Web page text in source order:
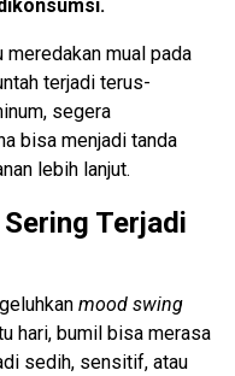
mual pada
terjadi terus-
segera
bisa menjadi tanda
lebih lanjut.
Sering Terjadi
mood swing
hari, bumil bisa merasa
sedih, sensitif, atau